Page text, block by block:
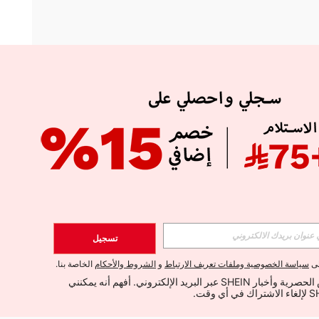
APP
الإشتراك
اشتراك
تسجيل
سياسة الخصوصية وملفات تعريف الارتباط و الشروط والأحكام الخاصة بنا.
أود تلقي العروض الحصرية وأخبار SHEIN عبر البريد الإلكتروني. أفهم أنه يمكنني